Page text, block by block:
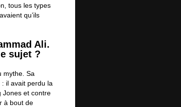
tous les types
qu’ils
Ali.
sujet ?
mythe. Sa
il avait perdu la
Jones et contre
à bout de